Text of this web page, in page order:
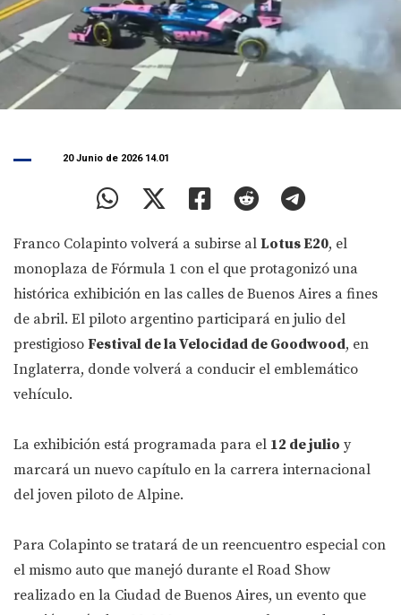
20 Junio de 2026 14.01
Franco Colapinto volverá a subirse al Lotus E20, el
monoplaza de Fórmula 1 con el que protagonizó una
histórica exhibición en las calles de Buenos Aires a fines
de abril. El piloto argentino participará en julio del
prestigioso Festival de la Velocidad de Goodwood, en
Inglaterra, donde volverá a conducir el emblemático
vehículo.
La exhibición está programada para el 12 de julio y
marcará un nuevo capítulo en la carrera internacional
del joven piloto de Alpine.
Para Colapinto se tratará de un reencuentro especial con
el mismo auto que manejó durante el Road Show
realizado en la Ciudad de Buenos Aires, un evento que